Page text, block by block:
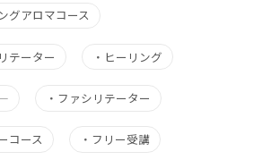
グアロマコース
テーター ・ ヒーリング
・ ファシリテーター
コース ・ フリー受講